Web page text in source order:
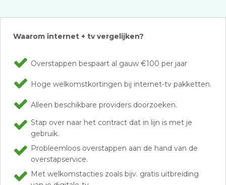
Waarom internet + tv vergelijken?
Overstappen bespaart al gauw €100 per jaar
Hoge welkomstkortingen bij internet-tv pakketten.
Alleen beschikbare providers doorzoeken.
Stap over naar het contract dat in lijn is met je
gebruik.
Probleemloos overstappen aan de hand van de
overstapservice.
Met welkomstacties zoals bijv. gratis uitbreiding